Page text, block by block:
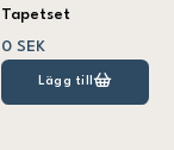
Tapetset
0 SEK
Lägg till